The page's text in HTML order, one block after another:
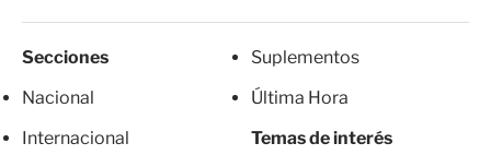
Secciones
Nacional
Internacional
Suplementos
Última Hora
Temas de interés